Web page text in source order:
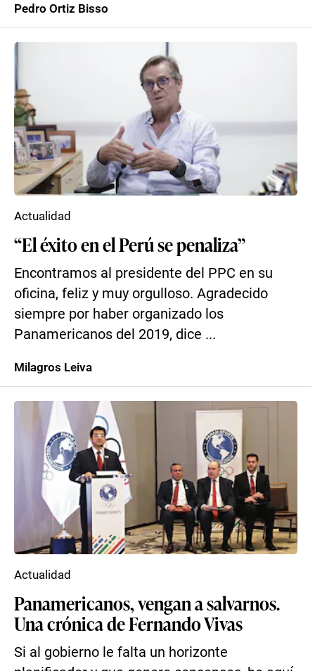
Pedro Ortiz Bisso
“El éxito en el Perú se penaliza”
Encontramos al presidente del PPC en su
oficina, feliz y muy orgulloso. Agradecido
siempre por haber organizado los
Panamericanos del 2019, dice ...
Actualidad
Milagros Leiva
Panamericanos, vengan a salvarnos.
Una crónica de Fernando Vivas
Si al gobierno le falta un horizonte
Actualidad